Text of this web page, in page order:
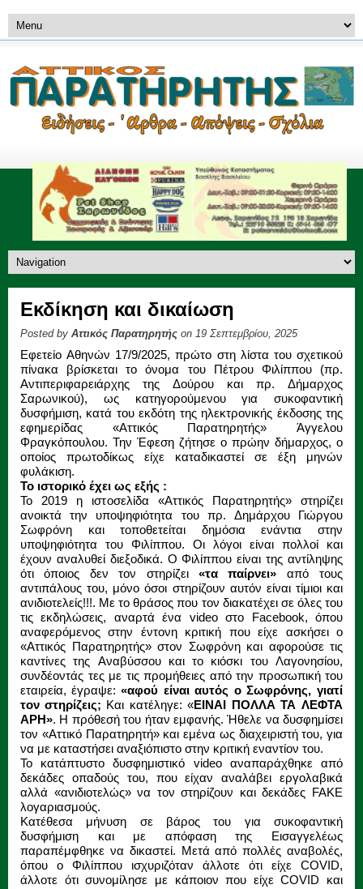
Εκδίκηση και δικαίωση
Posted by Αττικός Παρατηρητής on 19 Σεπτεμβρίου, 2025
Εφετείο Αθηνών 17/9/2025, πρώτο στη λίστα του σχετικού
πίνακα βρίσκεται το όνομα του Πέτρου Φιλίππου (πρ.
Αντιπεριφαρειάρχης της Δούρου και πρ. Δήμαρχος
Σαρωνικού), ως κατηγορούμενου για συκοφαντική
δυσφήμιση, κατά του εκδότη της ηλεκτρονικής έκδοσης της
εφημερίδας «Αττικός Παρατηρητής» Άγγελου
Φραγκόπουλου. Την Έφεση ζήτησε ο πρώην δήμαρχος, ο
οποίος πρωτοδίκως είχε καταδικαστεί σε έξη μηνών
φυλάκιση.
Το ιστορικό έχει ως εξής :
Το 2019 η ιστοσελίδα «Αττικός Παρατηρητής» στηρίζει
ανοικτά την υποψηφιότητα του πρ. Δημάρχου Γιώργου
Σωφρόνη και τοποθετείται δημόσια ενάντια στην
υποψηφιότητα του Φιλίππου. Οι λόγοι είναι πολλοί και
έχουν αναλυθεί διεξοδικά. Ο Φιλίππου είναι της αντίληψης
ότι όποιος δεν τον στηρίζει «τα παίρνει» από τους
αντιπάλους του, μόνο όσοι στηρίζουν αυτόν είναι τίμιοι και
ανιδιοτελείς!!!. Με το θράσος που τον διακατέχει σε όλες του
τις εκδηλώσεις, αναρτά ένα video στο Facebook, όπου
αναφερόμενος στην έντονη κριτική που είχε ασκήσει ο
«Αττικός Παρατηρητής» στον Σωφρόνη και αφορούσε τις
καντίνες της Αναβύσσου και το κιόσκι του Λαγονησίου,
συνδέοντάς τες με τις προμήθειες από την προσωπική του
εταιρεία, έγραψε: «αφού είναι αυτός ο Σωφρόνης, γιατί
τον στηρίζεις; Και κατέληγε: «ΕΙΝΑΙ ΠΟΛΛΑ ΤΑ ΛΕΦΤΑ
ΑΡΗ». Η πρόθεσή του ήταν εμφανής. Ήθελε να δυσφημίσει
τον «Αττικό Παρατηρητή» και εμένα ως διαχειριστή του, για
να με καταστήσει αναξιόπιστο στην κριτική εναντίον του.
Το κατάπτυστο δυσφημιστικό video αναπαράχθηκε από
δεκάδες οπαδούς του, που είχαν αναλάβει εργολαβικά
αλλά «ανιδιοτελώς» να τον στηρίζουν και δεκάδες FAKE
λογαριασμούς.
Κατέθεσα μήνυση σε βάρος του για συκοφαντική
δυσφήμιση και με απόφαση της Εισαγγελέως
παραπέμφθηκε να δικαστεί. Μετά από πολλές αναβολές,
όπου ο Φιλίππου ισχυριζόταν άλλοτε ότι είχε COVID,
άλλοτε ότι συνομίλησε με κάποιον που είχε COVID και